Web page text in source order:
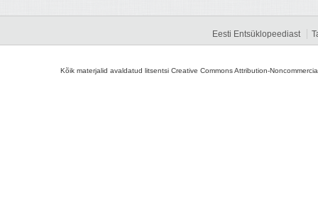
Eesti Entsüklopeediast
Kõik materjalid avaldatud litsentsi Creative Commons Attribution-